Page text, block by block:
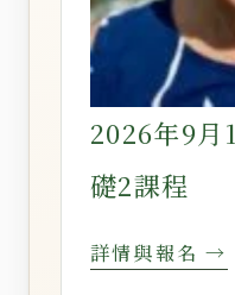
2026年9月
礎2課程
詳情與報名 →